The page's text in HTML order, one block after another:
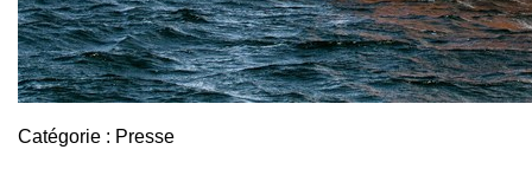
Catégorie : Presse